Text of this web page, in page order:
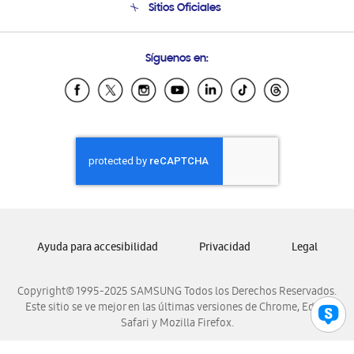
Condiciones de Compra
Soporte vía eMail
Sitios Oficiales
Samsung Ecuador
Samsung El Salvador
Samsung Honduras
Samsung Nicaragua
Samsung Panamá
Samsung Venezuela
Síguenos en:
Copyright© 1995-2025 SAMSUNG Todos los Derechos Reservados.
Este sitio se ve mejor en las últimas versiones de Chrome, Edge,
Safari y Mozilla Firefox.
Ayuda para accesibilidad Privacidad Legal